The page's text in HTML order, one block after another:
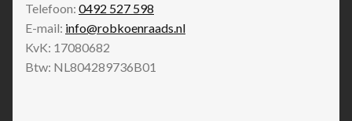
Telefoon: 0492 527 598
E-mail: info@robkoenraads.nl
KvK: 17080682
Btw: NL804289736B01